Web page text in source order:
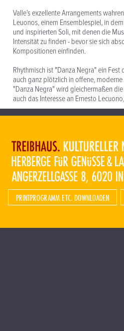
Valle’s exzellente Arrangements
Leuonos, einem Ensemblespiel, in
und inspirierten Soli, mit denen die
Intensität zu finden - bevor sie sich
Kompositionen einfinden.
Rhythmisch ist "Danza Negra" ein
auch ganz plötzlich in offene,
"Danza Negra" wird gleichermaßen
auch das Interesse an Ernesto
PRINTPROGRAMM ETC. DOWNLOADEN